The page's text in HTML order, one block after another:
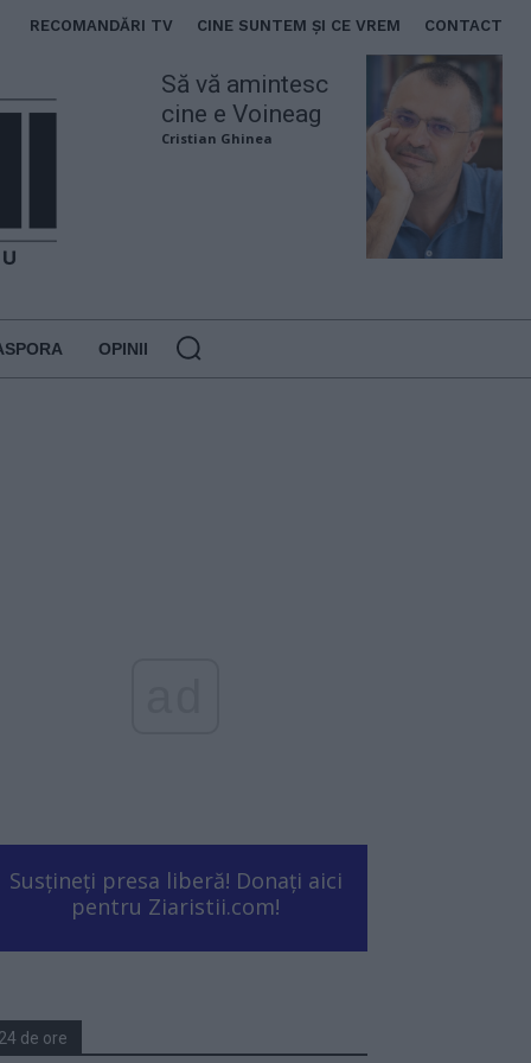
RECOMANDĂRI TV CINE SUNTEM ȘI CE VREM CONTACT
Să vă amintesc
cine e Voineag
Cristian Ghinea
OPINII
Susțineți presa liberă! Donați aici
pentru Ziaristii.com!
24 de ore